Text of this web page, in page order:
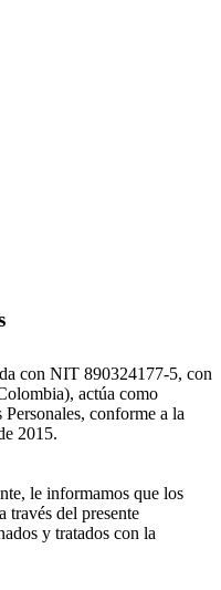
con NIT 890324177-5, con
actúa como
conforme a la
2015.
le informamos que los
través del presente
y tratados con la